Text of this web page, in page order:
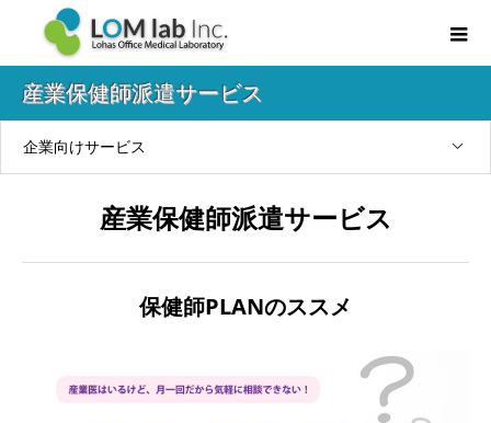
産業保健師派遣サービス
企業向けサービス
産業保健師派遣サービス
保健師PLANのススメ